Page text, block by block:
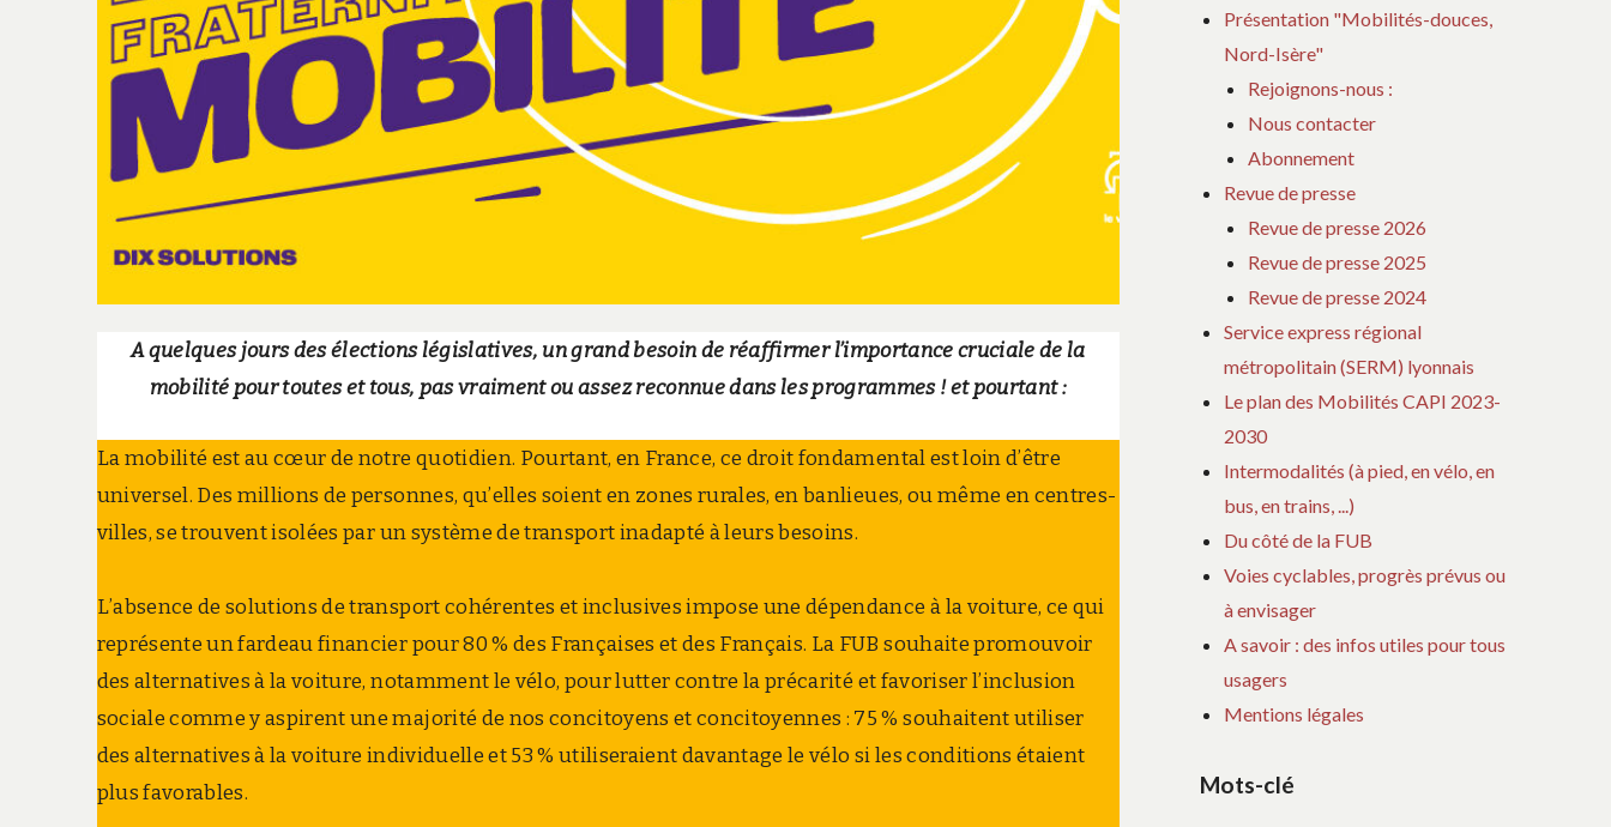
A quelques jours des élections législatives, un grand besoin de réaffirmer l’importance cruciale de la
mobilité pour toutes et tous, pas vraiment ou assez reconnue dans les programmes ! et pourtant :
La mobilité est au cœur de notre quotidien. Pourtant, en France, ce droit fondamental est loin d’être
universel. Des millions de personnes, qu’elles soient en zones rurales, en banlieues, ou même en centres-
villes, se trouvent isolées par un système de transport inadapté à leurs besoins.
L’absence de solutions de transport cohérentes et inclusives impose une dépendance à la voiture, ce qui
représente un fardeau financier pour 80 % des Françaises et des Français. La FUB souhaite promouvoir
des alternatives à la voiture, notamment le vélo, pour lutter contre la précarité et favoriser l’inclusion
sociale comme y aspirent une majorité de nos concitoyens et concitoyennes : 75 % souhaitent utiliser
des alternatives à la voiture individuelle et 53 % utiliseraient davantage le vélo si les conditions étaient
plus favorables.
Présentation "Mobilités-douces,
Nord-Isère"
Rejoignons-nous :
Nous contacter
Abonnement
Revue de presse
Revue de presse 2026
Revue de presse 2025
Revue de presse 2024
Service express régional
métropolitain (SERM) lyonnais
Le plan des Mobilités CAPI 2023-
2030
Intermodalités (à pied, en vélo, en
bus, en trains, ...)
Du côté de la FUB
Voies cyclables, progrès prévus ou
à envisager
A savoir : des infos utiles pour tous
usagers
Mentions légales
Mots-clé